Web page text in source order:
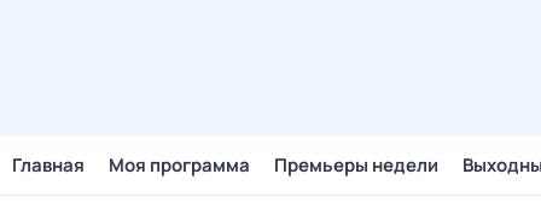
Главная Моя программа Премьеры недели